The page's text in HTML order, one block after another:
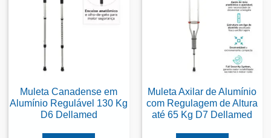
Muleta Canadense em
Alumínio Regulável 130 Kg
D6 Dellamed
Muleta Axilar de Alumínio
com Regulagem de Altura
até 65 Kg D7 Dellamed